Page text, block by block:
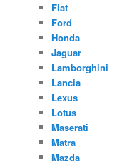
Fiat
Ford
Honda
Jaguar
Lamborghini
Lancia
Lexus
Lotus
Maserati
Matra
Mazda